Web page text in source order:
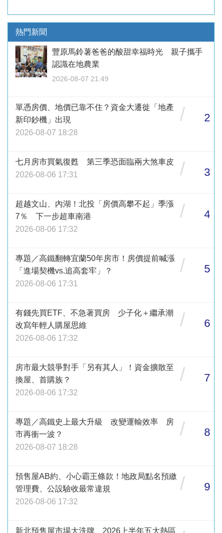
熱門新聞
豐原馬鈴薯爸爸的酸甜幸福時光 親子攜手
認識在地農業
2026-08-07 21:49
單憑房價、地價已靠不住？資金大遷徙「地產
新印鈔機」出現
2026-08-07 18:28
/ 2
七月房市買氣復甦 第三季恐面臨兩大煞車皮
2026-08-06 17:31
/ 3
超越文山、內湖！北投「房價高攀不起」季漲
7％ 下一步超車南港
2026-08-06 17:32
/ 4
專題／高鐵翻轉宜蘭50年房市！房價提前喊漲
「進場契機vs.追高套牢」？
2026-08-06 17:31
/ 5
有錢先買ETF、不急著買房 少子化＋繼承潮
改寫年輕人購屋思維
2026-08-06 17:32
/ 6
房市最大競爭對手「另有其人」！資金擴散至
換屋、首購族？
2026-08-06 17:32
/ 7
專題／高鐵史上最大升級 改變運輸效率 房
市再衝一波？
2026-08-07 18:28
/ 8
預售屋AB約、小心霸王條款！地政局點名預繳
管理費、公設驗收最常違規
2026-08-06 17:32
/ 9
新北預售屋市場大洗牌 2026上半年五大熱區